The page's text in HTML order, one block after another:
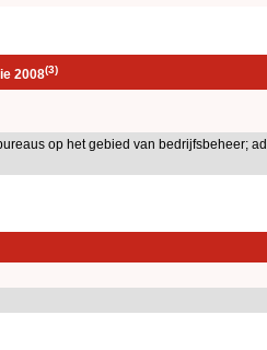
2008(3)
op het gebied van bedrijfsbeheer;